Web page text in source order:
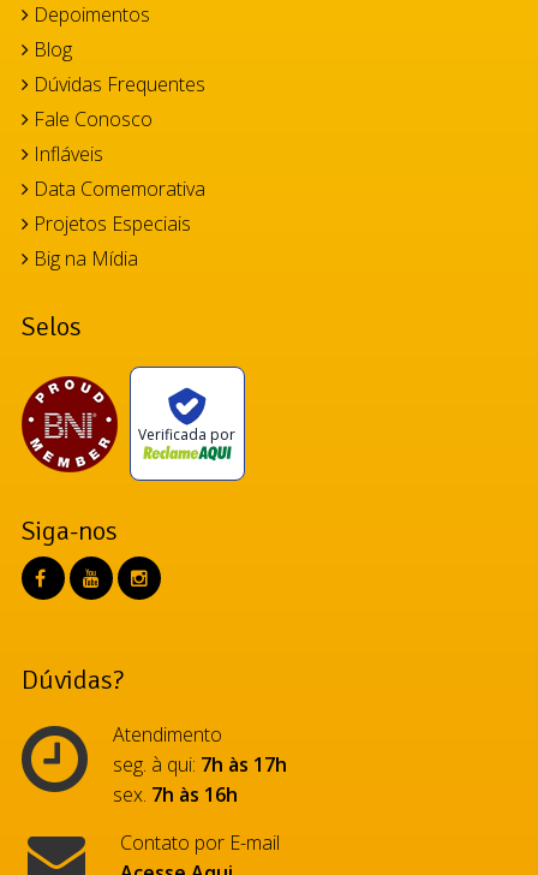
Depoimentos
Blog
Dúvidas Frequentes
Fale Conosco
Infláveis
Data Comemorativa
Projetos Especiais
Big na Mídia
Selos
Verificada por
Siga-nos
Dúvidas?
Atendimento
seg. à qui: 7h às 17h
sex. 7h às 16h
Contato por E-mail